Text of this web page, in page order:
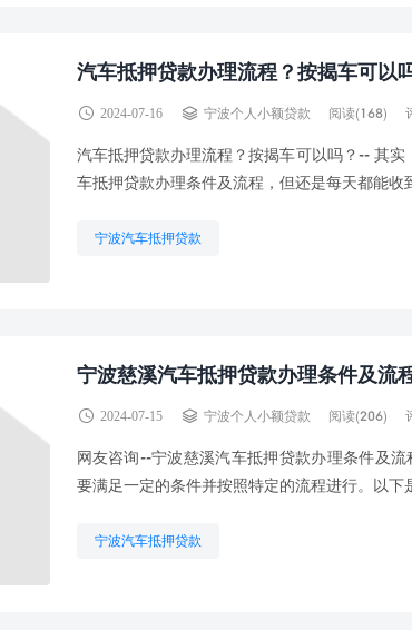
汽车抵押贷款办理流程？按揭车可以
2024-07-16 宁波个人小额贷款 阅读(168)
汽车抵押贷款办理流程？按揭车可以吗？-- 其
车抵押贷款办理条件及流程，但还是每天都能
宁波汽车抵押贷款
宁波慈溪汽车抵押贷款办理条件及流
2024-07-15 宁波个人小额贷款 阅读(206)
网友咨询--宁波慈溪汽车抵押贷款办理条件
要满足一定的条件并按照特定的流程进行。以
宁波汽车抵押贷款